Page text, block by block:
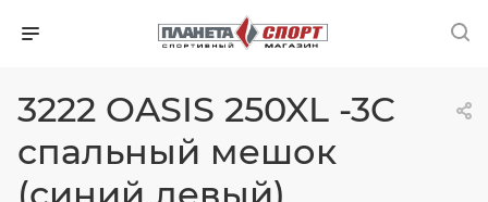
3222 OASIS 250XL -3C
спальный мешок